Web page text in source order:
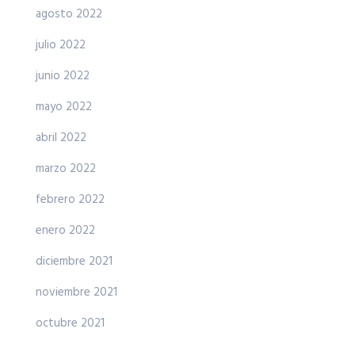
agosto 2022
julio 2022
junio 2022
mayo 2022
abril 2022
marzo 2022
febrero 2022
enero 2022
diciembre 2021
noviembre 2021
octubre 2021